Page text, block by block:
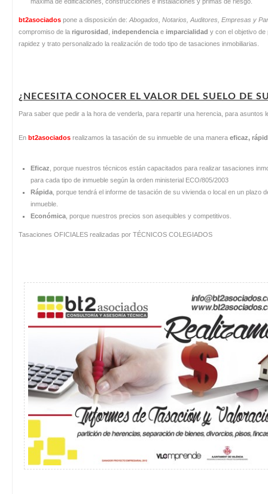
máxima de edificaciones, construcciones e instalaciones y primas de riesgo.
bt2asociados pone a disposición de:Abogados, Notarios, Auditores, Empresas y
compromiso de la rigurosidad , independencia e imparcialidad y con el objetivo
rapidez y trato personalizado la realización de todo tipo de tasaciones inmobiliarias.
¿NECESITA CONOCER EL VALOR DEL SUELO DE
Para saber que pedir a la hora de venderla, para repartir una herencia, para asuntos
En bt2asociados realizamos la tasación de su inmueble de una manera eficaz,
Eficaz, porque nuestros técnicos están capacitados para realizar tasaciones
para cada tipo de inmueble según la orden ministerial ECO/805/2003
Rápida, porque tendrá el informe de tasación de su vivienda o local en un plazo
inmueble.
Económica, porque nuestros precios son asequibles y competitivos.
Tasaciones OFICIALES realizadas por TÉCNICOS COLEGIADOS